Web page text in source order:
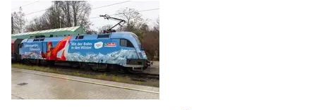
Schnellzugwagen m-Wagen UIC-X 53-55, 58, 60, 63
Regional- und Fernzüge
RJ Railjet-Züge